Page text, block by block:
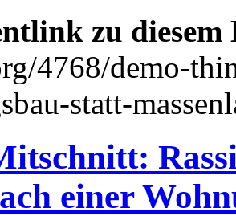
zu
4768/demo-
statt-
einer